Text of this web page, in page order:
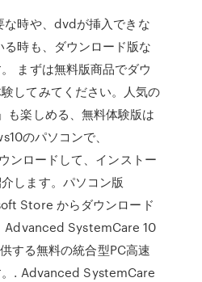
時や、dvdが挿入できな
時も、ダウンロード版な
まずは無料版商品でダウ
してみてください。人気の
も楽しめる、無料体験版は
のパソコンで、
ンロードして、インストー
します。パソコン版
Store からダウンロード
Advanced SystemCare 10
する無料の統合型PC高速
。. Advanced SystemCare